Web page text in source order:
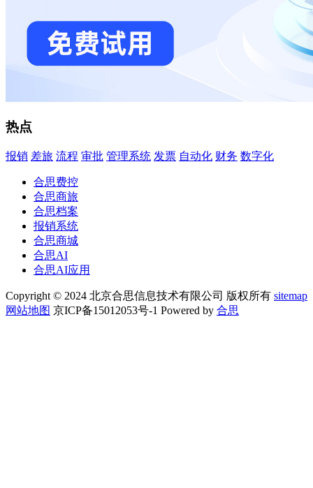
热点
报销 差旅 流程 审批 管理系统 发票 自动化 财务 数字化
合思费控
合思商旅
合思档案
报销系统
合思商城
合思AI
合思AI应用
Copyright © 2024 北京合思信息技术有限公司 版权所有 sitemap
网站地图 京ICP备15012053号-1 Powered by 合思